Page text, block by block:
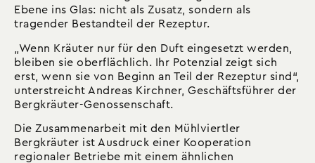
Ebene ins Glas: nicht als Zusatz, sondern als
tragender Bestandteil der Rezeptur.
„Wenn Kräuter nur für den Duft eingesetzt werden,
bleiben sie oberflächlich. Ihr Potenzial zeigt sich
erst, wenn sie von Beginn an Teil der Rezeptur sind“,
unterstreicht Andreas Kirchner, Geschäftsführer der
Bergkräuter-Genossenschaft.
Die Zusammenarbeit mit den Mühlviertler
Bergkräuter ist Ausdruck einer Kooperation
regionaler Betriebe mit einem ähnlichen